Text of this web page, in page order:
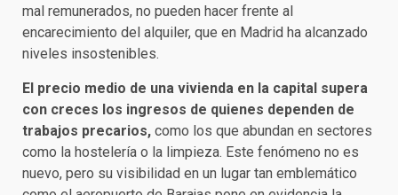
mal remunerados, no pueden hacer frente al
encarecimiento del alquiler, que en Madrid ha alcanzado
niveles insostenibles.
El precio medio de una vivienda en la capital supera
con creces los ingresos de quienes dependen de
trabajos precarios, como los que abundan en sectores
como la hostelería o la limpieza. Este fenómeno no es
nuevo, pero su visibilidad en un lugar tan emblemático